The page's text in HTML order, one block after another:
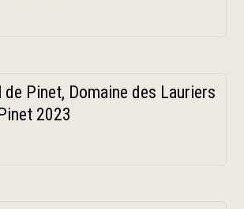
de Pinet, Domaine des Lauriers
2023